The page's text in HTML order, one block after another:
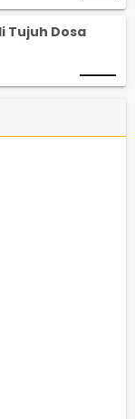
Tujuh Dosa